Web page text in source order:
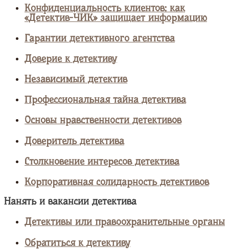
Конфиденциальность клиентов: как
«Детектив-ЧИК» защищает информацию
Гарантии детективного агентства
Доверие к детективу
Независимый детектив
Профессиональная тайна детектива
Основы нравственности детективов
Доверитель детектива
Столкновение интересов детектива
Корпоративная солидарность детективов
Нанять и вакансии детектива
Детективы или правоохранительные органы
Обратиться к детективу